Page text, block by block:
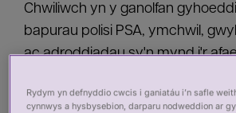
Chwiliwch yn y ganolfan
bapurau polisi PSA, ymchwil,
ac adroddiadau sy'n mynd i'r
Mae hwn yn cael ei
Rydym yn defnyddio cwcis i ganiatáu i’n safle
cynnwys a hysbysebion, darparu nodweddion ar